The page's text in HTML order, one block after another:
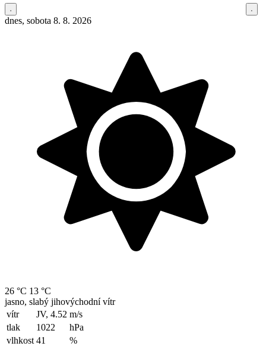
dnes, sobota 8. 8. 2026
26 °C 13 °C
jasno, slabý jihovýchodní vítr
vítr
JV, 4.52 m/s
tlak
1022
hPa
vlhkost 41
%